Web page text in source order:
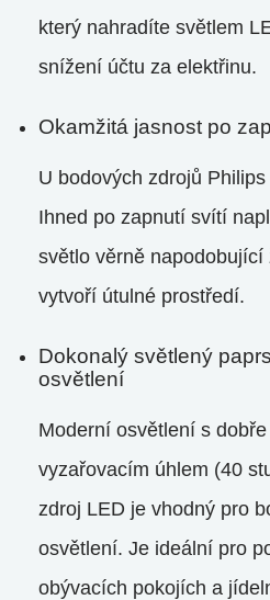
který nahradíte světlem
snížení účtu za elektřinu.
Okamžitá jasnost po
U bodových zdrojů
Ihned po zapnutí svítí
světlo věrně napodobující
vytvoří útulné prostředí.
Dokonalý světlený
osvětlení
Moderní osvětlení s
vyzařovacím úhlem (40
zdroj LED je vhodný pro
osvětlení. Je ideální pro
obývacích pokojích a